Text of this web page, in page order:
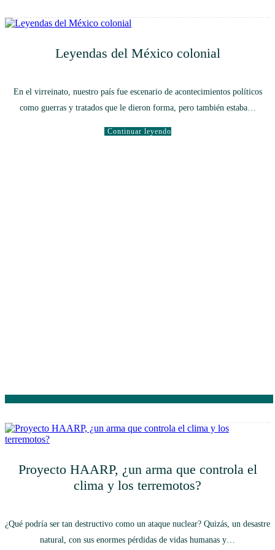
Leyendas del México colonial
En el virreinato, nuestro país fue escenario de acontecimientos políticos
como guerras y tratados que le dieron forma, pero también estaba…
Continuar leyendo
Proyecto HAARP, ¿un arma que controla el
clima y los terremotos?
¿Qué podría ser tan destructivo como un ataque nuclear? Quizás, un desastre
natural, con sus enormes pérdidas de vidas humanas y…